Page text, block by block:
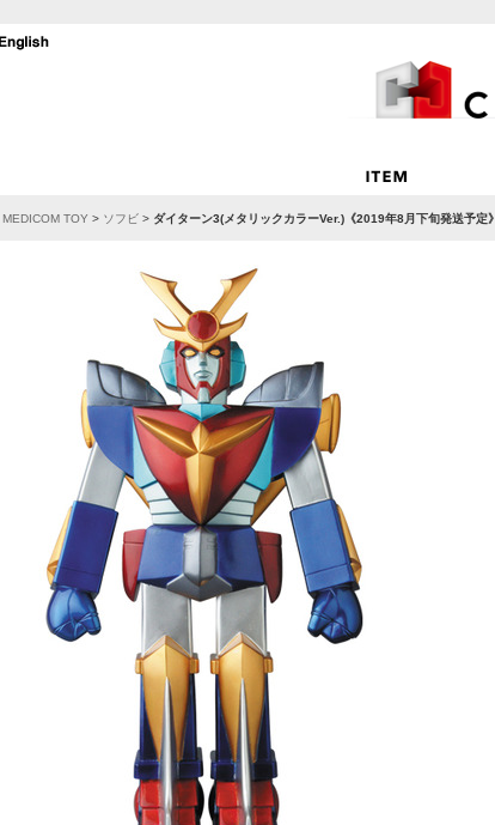
MEDICOM TOY > ソフビ > ダイターン3(メタリックカラーVer.)《2019年8月下旬発送予定》